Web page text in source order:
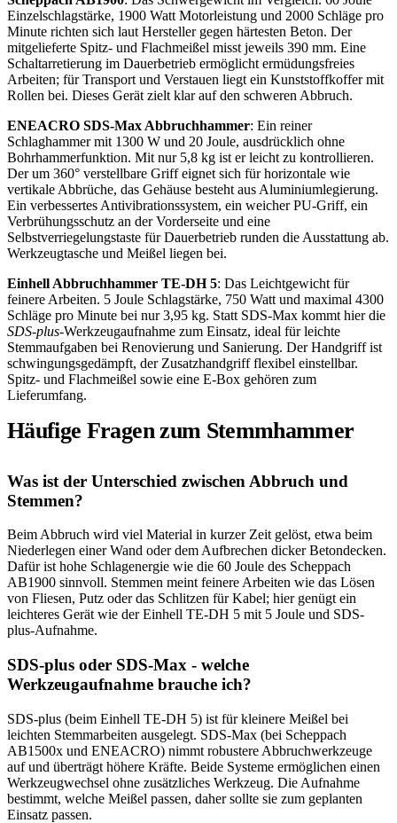
Einzelschlagstärke, 1900 Watt Motorleistung und 2000 Schläge pro
Minute richten sich laut Hersteller gegen härtesten Beton. Der
mitgelieferte Spitz- und Flachmeißel misst jeweils 390 mm. Eine
Schaltarretierung im Dauerbetrieb ermöglicht ermüdungsfreies
Arbeiten; für Transport und Verstauen liegt ein Kunststoffkoffer mit
Rollen bei. Dieses Gerät zielt klar auf den schweren Abbruch.
ENEACRO SDS-Max Abbruchhammer: Ein reiner
Schlaghammer mit 1300 W und 20 Joule, ausdrücklich ohne
Bohrhammerfunktion. Mit nur 5,8 kg ist er leicht zu kontrollieren.
Der um 360° verstellbare Griff eignet sich für horizontale wie
vertikale Abbrüche, das Gehäuse besteht aus Aluminiumlegierung.
Ein verbessertes Antivibrationssystem, ein weicher PU-Griff, ein
Verbrühungsschutz an der Vorderseite und eine
Selbstverriegelungstaste für Dauerbetrieb runden die Ausstattung ab.
Werkzeugtasche und Meißel liegen bei.
Einhell Abbruchhammer TE-DH 5: Das Leichtgewicht für
feinere Arbeiten. 5 Joule Schlagstärke, 750 Watt und maximal 4300
Schläge pro Minute bei nur 3,95 kg. Statt SDS-Max kommt hier die
SDS-plus-Werkzeugaufnahme zum Einsatz, ideal für leichte
Stemmaufgaben bei Renovierung und Sanierung. Der Handgriff ist
schwingungsgedämpft, der Zusatzhandgriff flexibel einstellbar.
Spitz- und Flachmeißel sowie eine E-Box gehören zum
Lieferumfang.
Häufige Fragen zum Stemmhammer
Was ist der Unterschied zwischen Abbruch und
Stemmen?
Beim Abbruch wird viel Material in kurzer Zeit gelöst, etwa beim
Niederlegen einer Wand oder dem Aufbrechen dicker Betondecken.
Dafür ist hohe Schlagenergie wie die 60 Joule des Scheppach
AB1900 sinnvoll. Stemmen meint feinere Arbeiten wie das Lösen
von Fliesen, Putz oder das Schlitzen für Kabel; hier genügt ein
leichteres Gerät wie der Einhell TE-DH 5 mit 5 Joule und SDS-
plus-Aufnahme.
SDS-plus oder SDS-Max - welche
Werkzeugaufnahme brauche ich?
SDS-plus (beim Einhell TE-DH 5) ist für kleinere Meißel bei
leichten Stemmarbeiten ausgelegt. SDS-Max (bei Scheppach
AB1500x und ENEACRO) nimmt robustere Abbruchwerkzeuge
auf und überträgt höhere Kräfte. Beide Systeme ermöglichen einen
Werkzeugwechsel ohne zusätzliches Werkzeug. Die Aufnahme
bestimmt, welche Meißel passen, daher sollte sie zum geplanten
Einsatz passen.